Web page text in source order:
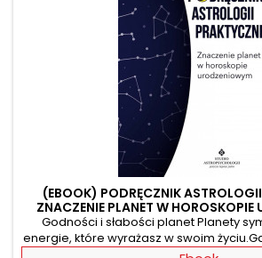
(EBOOK) PODRĘCZNIK
ZNACZENIE PLANET W HOROSKOPIE
Godności i słabości planet Planety
energie, które wyrażasz w swoim
zrozumiesz zarówno siebie, jak i osoby z